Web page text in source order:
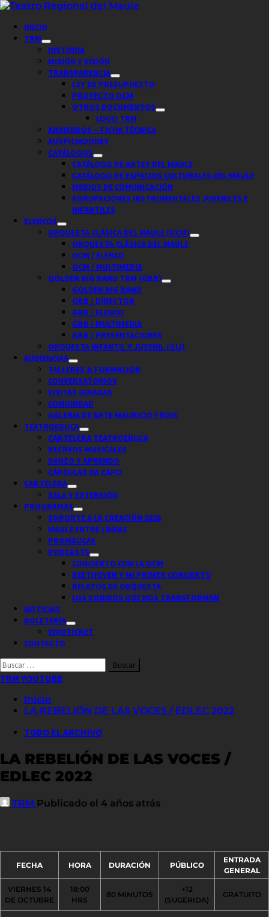
Saltar
contenido
Menú
principal
INICIO
TRM
HISTORIA
MISIÓN Y VISIÓN
TRANSPARENCIA
LEY DE PRESUPUESTO
PROYECTO OCM
OTROS DOCUMENTOS
LOGO TRM
ARRIENDOS – FICHA TÉCNICA
AUSPICIADORES
CATÁLOGOS
CATÁLOGO DE ARTES DEL MAULE
CATÁLOGO DE ESPACIOS CULTURALES DEL MAULE
MEDIOS DE COMUNICACIÓN
AGRUPACIONES INSTRUMENTALES JUVENILES E
INFANTILES
ELENCOS
ORQUESTA CLÁSICA DEL MAULE (OCM)
ORQUESTA CLÁSICA DEL MAULE
OCM / ELENCO
OCM / MULTIMEDIA
GOLDEN BIG BAND TRM (GBB)
GOLDEN BIG BAND
GBB / DIRECTOR
GBB / ELENCO
GBB / MULTIMEDIA
GBB / PRESENTACIONES
ORQUESTA INFANTIL Y JUVENIL (OIJ)
AUDIENCIAS
TALLERES & FORMACIÓN
CONVERSATORIOS
VISITAS GUIADAS
COMUNIDAD
GALERIA DE ARTE MAURICIO FROIS
TEATROEDUCA
CARTELERA TEATROEDUCA
RECREOS MUSICALES
DANZO Y APRENDO
CÁPSULAS DA CAPO
CARTELERA
SALA Y EXTENSIÓN
PROGRAMAS
SOPORTE A LA CREACIÓN 2026
MAULE ENTRE LÍNEAS
PROMAUCAE
PODCASTS
CONCIERTO CON LA OCM
BEETHOVEN Y MI PRIMER CONCIERTO
RELATOS DE ORQUESTA
LOS SONIDOS QUE NOS TRANSFORMAN
NOTICIAS
BOLETERÍA
VIVOTICKET
CONTACTO
Buscar
por:
TRM YOUTUBE
Inicio
LA REBELIÓN DE LAS VOCES / EDLEC 2022
TODO EL ARCHIVO
LA REBELIÓN DE LAS VOCES /
EDLEC 2022
TRM Publicado el 4 años atrás
FECHA HORA DURACIÓN PÚBLICO
ENTRADA
GENERAL
VIERNES 14
DE OCTUBRE
18:00
HRS
80 MINUTOS
+12
(SUGERIDA)
GRATUITO